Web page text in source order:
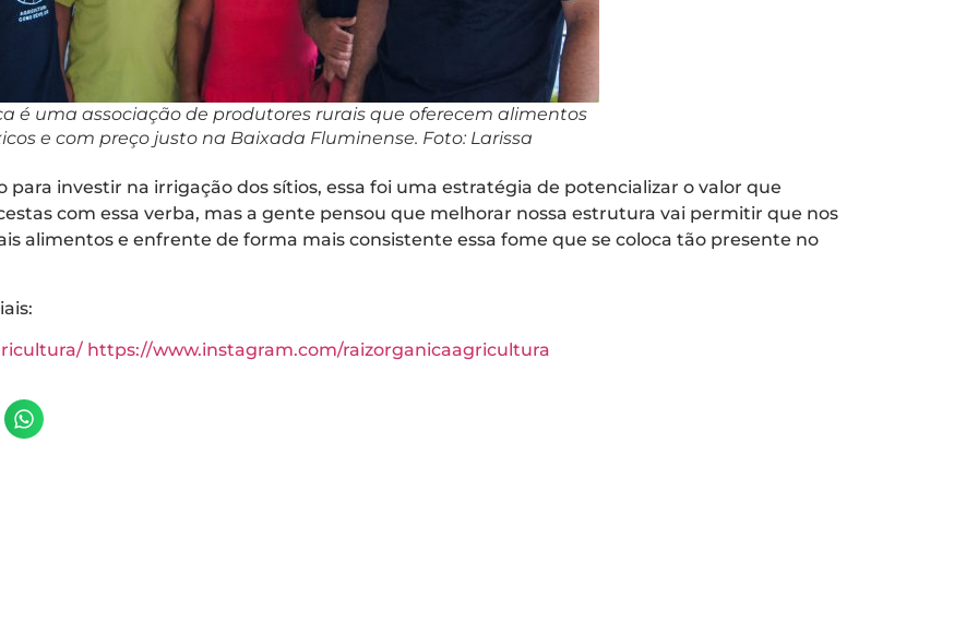
é uma associação de produtores rurais que oferecem alimentos
e com preço justo na Baixada Fluminense. Foto: Larissa
para investir na irrigação dos sítios, essa foi uma estratégia de potencializar o valor que
com essa verba, mas a gente pensou que melhorar nossa estrutura vai permitir que nos
alimentos e enfrente de forma mais consistente essa fome que se coloca tão presente no
https://www.instagram.com/raizorganicaagricultura